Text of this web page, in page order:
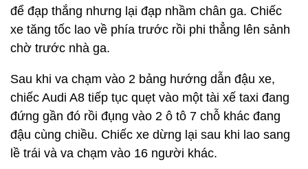
để đạp thắng nhưng lại đạp nhầm chân ga. Chiếc
xe tăng tốc lao về phía trước rồi phi thẳng lên sảnh
chờ trước nhà ga.
Sau khi va chạm vào 2 bảng hướng dẫn đậu xe,
chiếc Audi A8 tiếp tục quẹt vào một tài xế taxi đang
đứng gần đó rồi đụng vào 2 ô tô 7 chỗ khác đang
đậu cùng chiều. Chiếc xe dừng lại sau khi lao sang
lề trái và va chạm vào 16 người khác.